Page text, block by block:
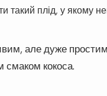
такий плід, у якому
але дуже
смаком кокоса.